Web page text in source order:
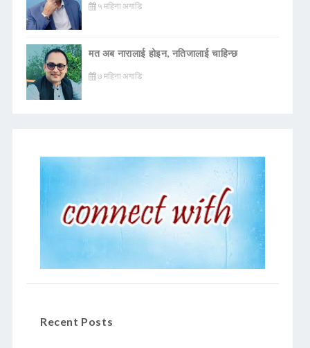
५ महिना अगाडि
मत अब नारालाई होइन, नतिजालाई चाहिन्छ
७ महिना अगाडि
Recent Posts